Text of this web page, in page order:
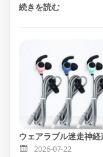
合に利用できます。
続きを読む
2026-07-22